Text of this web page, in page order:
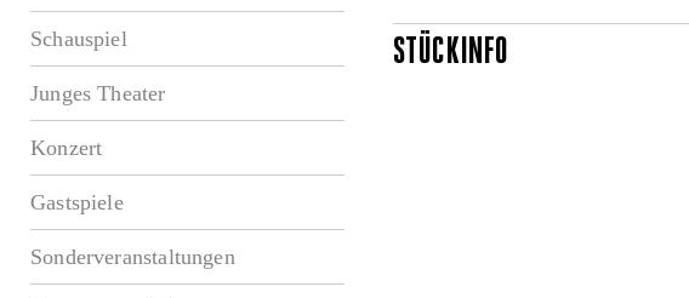
Schauspiel
Junges Theater
Konzert
Gastspiele
Sonderveranstaltungen
STÜCKINFO